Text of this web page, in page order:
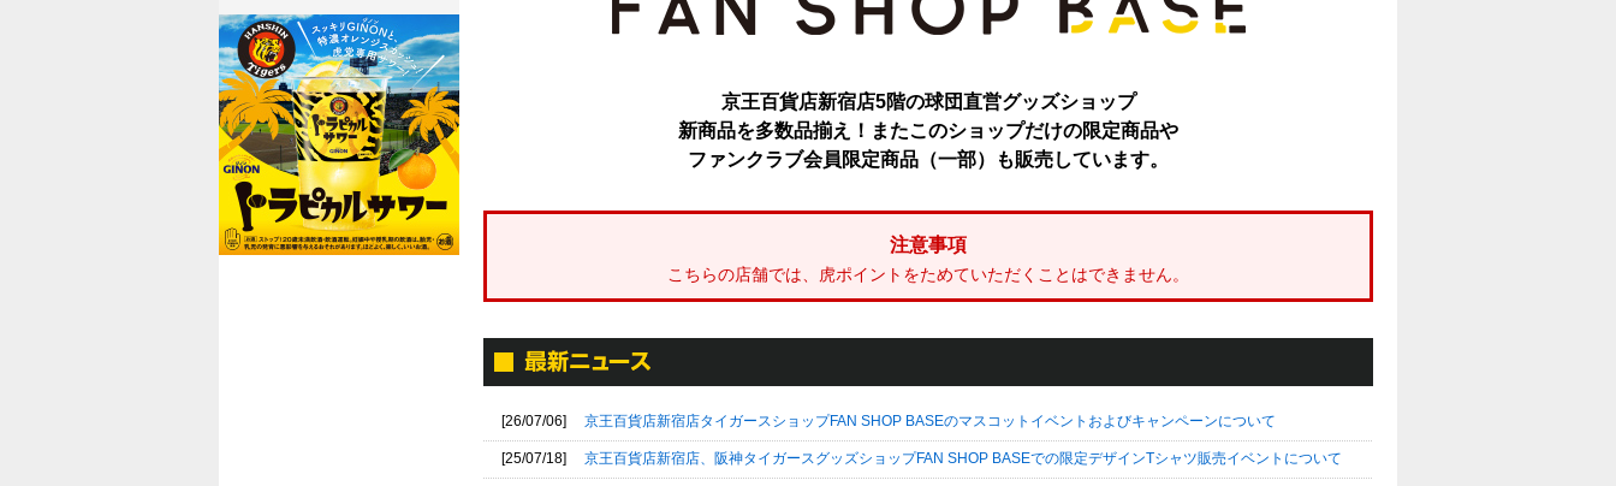
京王百貨店新宿店5階の球団直営グッズショップ
新商品を多数品揃え！またこのショップだけの限定商品や
ファンクラブ会員限定商品（一部）も販売しています。
注意事項
こちらの店舗では、虎ポイントをためていただくことはできません。
[26/07/06] 京王百貨店新宿店タイガースショップFAN SHOP BASEのマスコットイベントおよびキャンペーンについて
[25/07/18] 京王百貨店新宿店、阪神タイガースグッズショップFAN SHOP BASEでの限定デザインTシャツ販売イベントについて